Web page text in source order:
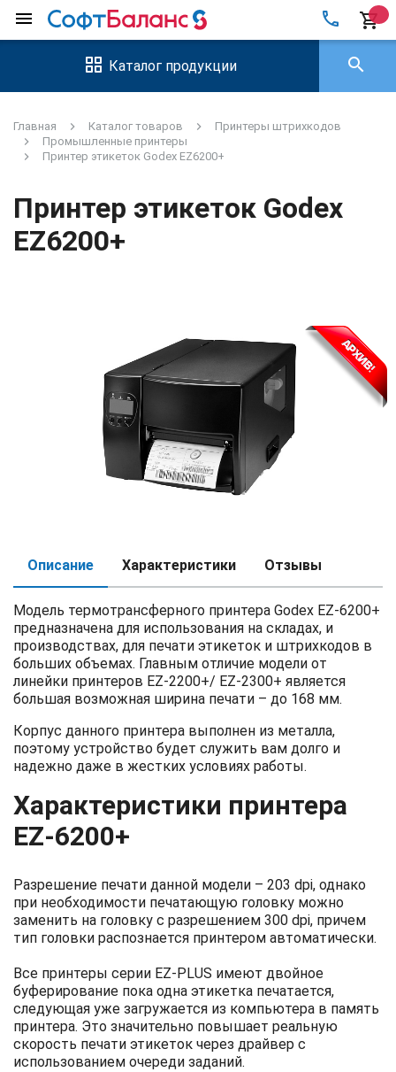
menu local_phone shopping_cart
Каталог продукции search
Главная Каталог товаров
Принтеры штрихкодов
Промышленные принтеры
Принтер этикеток Godex EZ6200+
Принтер этикеток Godex
EZ6200+
Описание Характеристики Отзывы
Модель термотрансферного принтера Godex EZ-6200+
предназначена для использования на складах, и
производствах, для печати этикеток и штрихкодов в
больших объемах. Главным отличие модели от
линейки принтеров EZ-2200+/ EZ-2300+ является
большая возможная ширина печати – до 168 мм.
Корпус данного принтера выполнен из металла,
поэтому устройство будет служить вам долго и
надежно даже в жестких условиях работы.
Характеристики принтера
EZ-6200+
Разрешение печати данной модели – 203 dpi, однако
при необходимости печатающую головку можно
заменить на головку с разрешением 300 dpi, причем
тип головки распознается принтером автоматически.
Все принтеры серии EZ-PLUS имеют двойное
буферирование пока одна этикетка печатается,
следующая уже загружается из компьютера в память
принтера. Это значительно повышает реальную
скорость печати этикеток через драйвер с
использованием очереди заданий.